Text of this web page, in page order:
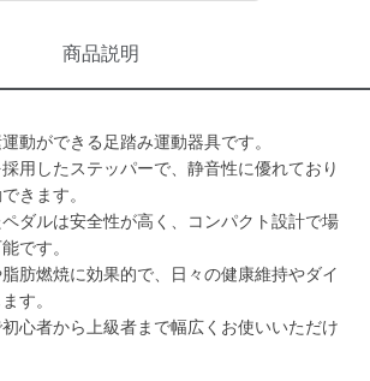
商品説明
動ができる足踏み運動器具です。
用したステッパーで、静音性に優れており
きます。
ダルは安全性が高く、コンパクト設計で場
です。
肪燃焼に効果的で、日々の健康維持やダイ
す。
心者から上級者まで幅広くお使いいただけ